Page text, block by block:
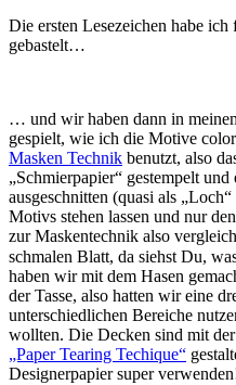
Die ersten Lesezeichen habe
gebastelt…
… und wir haben dann in
gespielt, wie ich die Motive
Masken Technik benutzt, also
„Schmierpapier“ gestempelt
ausgeschnitten (quasi als
Motivs stehen lassen und nur
zur Maskentechnik also
schmalen Blatt, da siehst Du,
haben wir mit dem Hasen
der Tasse, also hatten wir eine
unterschiedlichen Bereiche
wollten. Die Decken sind mit der
„Paper Tearing Techique“
Designerpapier super